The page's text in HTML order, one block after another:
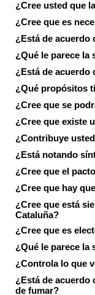
¿Cree usted que
¿Cree que es
¿Está de
¿Qué le parece la
¿Está de acuerdo
¿Qué propósitos
¿Cree que se
¿Cree que existe
¿Contribuye
¿Está notando
¿Cree que el
¿Cree que hay
¿Cree que está
Cataluña?
¿Cree que es
¿Qué le parece la
¿Controla lo que
¿Está de acuerdo
de fumar?